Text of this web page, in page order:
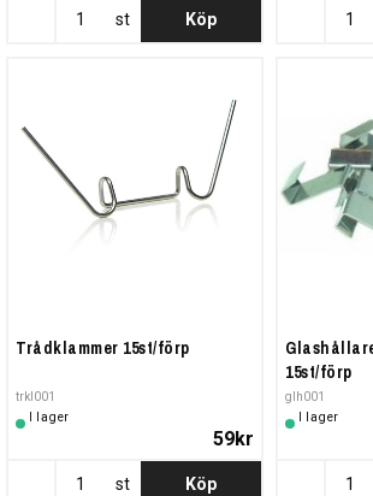
st Köp
Trådklammer 15st/förp
trkl001
I lager
59kr
st Köp
15st/förp
glh001
I lager